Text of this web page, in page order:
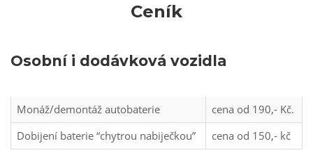
Ceník
Osobní i dodávková vozidla
Monáž/demontáž autobaterie
cena od 190,- Kč.
Dobijení baterie “chytrou nabiječkou”
cena od 150,- kč